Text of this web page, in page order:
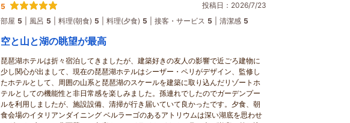
5
投稿日：2026/7/23
部屋 5 風呂 5 料理(朝食) 5 料理(夕食) 5 接客・サービス 5 清潔感 5
空と山と湖の眺望が最高
琵琶湖ホテルは折々宿泊してきましたが、建築好きの友人の影響で近ごろ建物に
少し関心が出まして、現在の琵琶湖ホテルはシーザー・ペリがデザイン、監修し
たホテルとして、周囲の山系と琵琶湖のスケールを建築に取り込んだリゾートホ
テルとしての機能性と非日常感を楽しみました。孫連れでしたのでガーデンプー
ルを利用しましたが、施設設備、清掃が行き届いていて良かったです。夕食、朝
食会場のイタリアンダイニング ベルラーゴのあるアトリウムは深い湖底を思わせ